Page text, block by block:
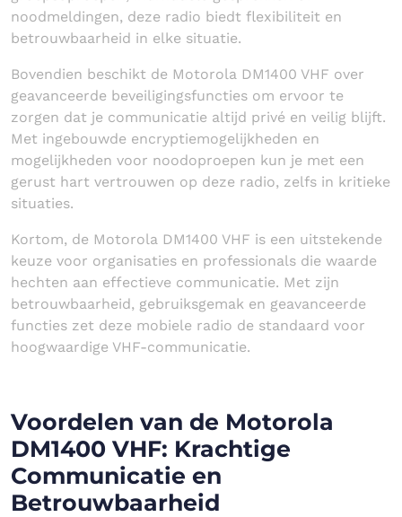
noodmeldingen, deze radio biedt flexibiliteit en
betrouwbaarheid in elke situatie.
Bovendien beschikt de Motorola DM1400 VHF over
geavanceerde beveiligingsfuncties om ervoor te
zorgen dat je communicatie altijd privé en veilig blijft.
Met ingebouwde encryptiemogelijkheden en
mogelijkheden voor noodoproepen kun je met een
gerust hart vertrouwen op deze radio, zelfs in kritieke
situaties.
Kortom, de Motorola DM1400 VHF is een uitstekende
keuze voor organisaties en professionals die waarde
hechten aan effectieve communicatie. Met zijn
betrouwbaarheid, gebruiksgemak en geavanceerde
functies zet deze mobiele radio de standaard voor
hoogwaardige VHF-communicatie.
Voordelen van de Motorola
DM1400 VHF: Krachtige
Communicatie en
Betrouwbaarheid